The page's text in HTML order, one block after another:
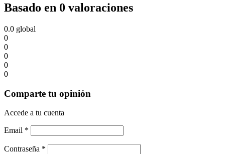
Basado en 0 valoraciones
0.0 global
0
0
0
0
0
Comparte tu opinión
Accede a tu cuenta
Email *
Contraseña *